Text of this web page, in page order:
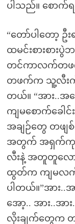
ပါသည်။ စောက်
“တော်ပါတော့
ထမင်းစားစား
တင်ကာလက်တဖ
တဖက်က သူ့လီးကို
တယ်။ “အား..အမ
ကျမစောက်ခေါ
အချဉ်တွေ တဖျ
အတွက် အရှက်ကုန်
လီးနဲ့ အတူတူလေ
ထွတ်က ကျမလ
ပါတယ်။”အား..
အော့.. အား..အာ
လိုးချက်တွေက